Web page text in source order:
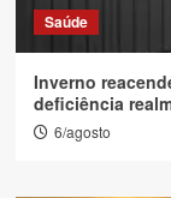
Saúde
Inverno
deficiência
6/agosto